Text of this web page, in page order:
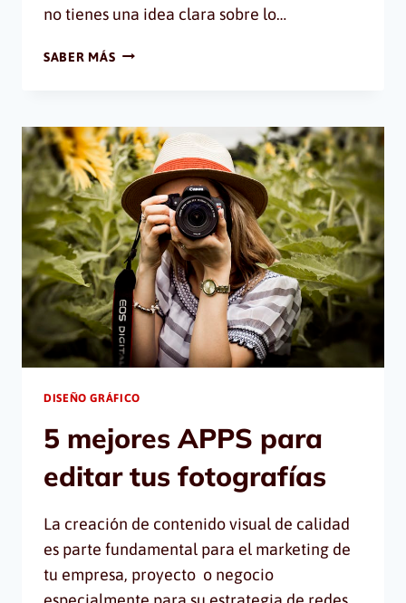
no tienes una idea clara sobre lo…
SABER MÁSTOP
DISEÑO
GRÁFICO
2018
DISEÑO GRÁFICO
5 mejores APPS para
editar tus fotografías
La creación de contenido visual de calidad
es parte fundamental para el marketing de
tu empresa, proyecto o negocio